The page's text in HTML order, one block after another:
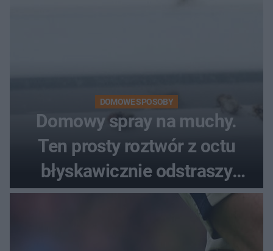
DOMOWE SPOSOBY
Domowy spray na muchy.
Ten prosty roztwór z octu
błyskawicznie odstraszy
uciążliwe owady